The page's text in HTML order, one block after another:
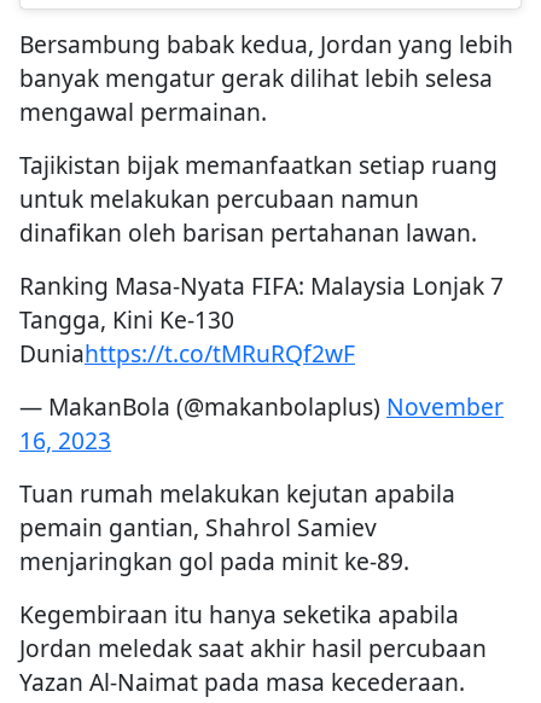
Bersambung babak kedua, Jordan yang lebih
banyak mengatur gerak dilihat lebih selesa
mengawal permainan.
Tajikistan bijak memanfaatkan setiap ruang
untuk melakukan percubaan namun
dinafikan oleh barisan pertahanan lawan.
Ranking Masa-Nyata FIFA: Malaysia Lonjak 7
Tangga, Kini Ke-130
Duniahttps://t.co/tMRuRQf2wF
— MakanBola (@makanbolaplus) November
16, 2023
Tuan rumah melakukan kejutan apabila
pemain gantian, Shahrol Samiev
menjaringkan gol pada minit ke-89.
Kegembiraan itu hanya seketika apabila
Jordan meledak saat akhir hasil percubaan
Yazan Al-Naimat pada masa kecederaan.